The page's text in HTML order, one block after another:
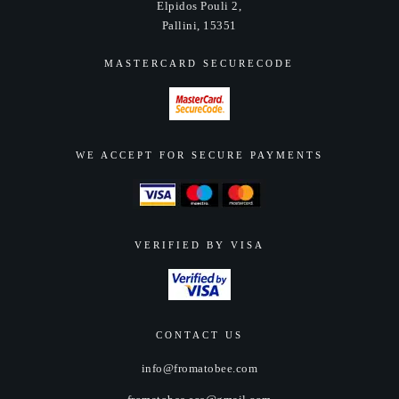
Elpidos Pouli 2,
Pallini, 15351
MASTERCARD SECURECODE
WE ACCEPT FOR SECURE PAYMENTS
VERIFIED BY VISA
CONTACT US
info@fromatobee.com